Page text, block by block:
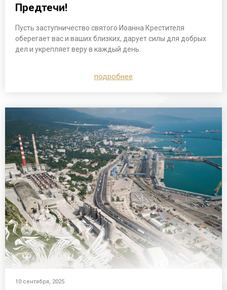
Предтечи!
Пусть заступничество святого Иоанна Крестителя
оберегает вас и ваших близких, дарует силы для добрых
дел и укрепляет веру в каждый день.
подробнее
10 сентября, 2025